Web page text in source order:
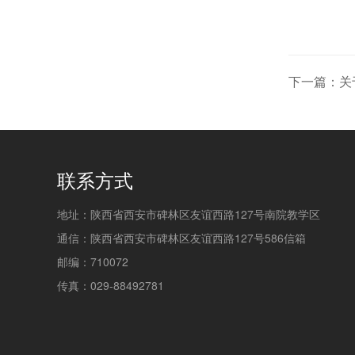
下一篇：
联系方式
地址：陕西省西安市碑林区友谊西路127号南院教学区
通信：陕西省西安市碑林区友谊西路127号586信箱
邮编：710072
传真：029-88492781